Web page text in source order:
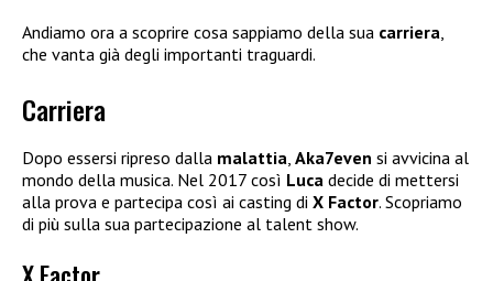
Andiamo ora a scoprire cosa sappiamo della sua carriera
che vanta già degli importanti traguardi.
Carriera
Dopo essersi ripreso dalla malattia, Aka7even si avvicina al
mondo della musica. Nel 2017 così Luca decide di mettersi
alla prova e partecipa così ai casting di X Factor. Scopriamo
di più sulla sua partecipazione al talent show.
X Factor